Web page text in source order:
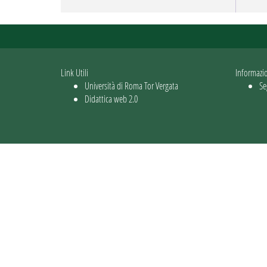
Link Utili
Università di Roma Tor Vergata
Didattica web 2.0